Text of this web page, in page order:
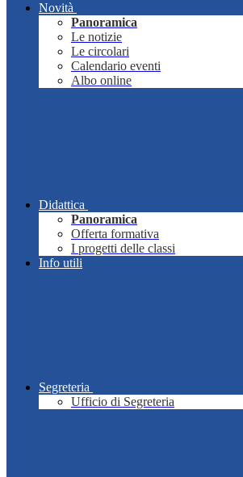
Novità
Panoramica
Le notizie
Le circolari
Calendario eventi
Albo online
Didattica
Panoramica
Offerta formativa
I progetti delle classi
Info utili
Segreteria
Ufficio di Segreteria